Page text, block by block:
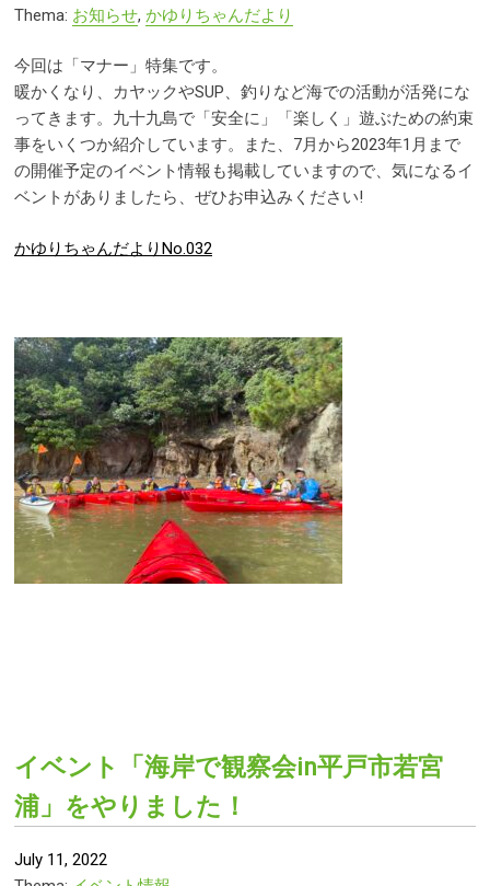
Thema: お知らせ, かゆりちゃんだより
今回は「マナー」特集です。
暖かくなり、カヤックやSUP、釣りなど海での活動が活発にな
ってきます。九十九島で「安全に」「楽しく」遊ぶための約束
事をいくつか紹介しています。また、7月から2023年1月まで
の開催予定のイベント情報も掲載していますので、気になるイ
ベントがありましたら、ぜひお申込みください!
かゆりちゃんだよりNo.032
イベント「海岸で観察会in平戸市若宮
浦」をやりました！
July 11, 2022